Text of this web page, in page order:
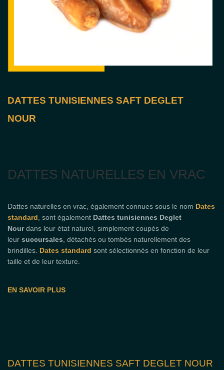
DATTES TUNISIENNES SAFT DEGLET
NOUR
DATTES NATURELLES EN VRAC
Dattes naturelles en vrac, également connues sous le nom Dates
standard, sont également Dattes tunisiennes Deglet
Nourdans leur état naturel, simplement coupés de
leur succursales, détachés ou tombés naturellement des
brindilles. Dates standard sont sélectionnés en fonction de leur
taille et de leur texture.
EN SAVOIR PLUS
DATTES TUNISIENNES SAFT DEGLET NOUR